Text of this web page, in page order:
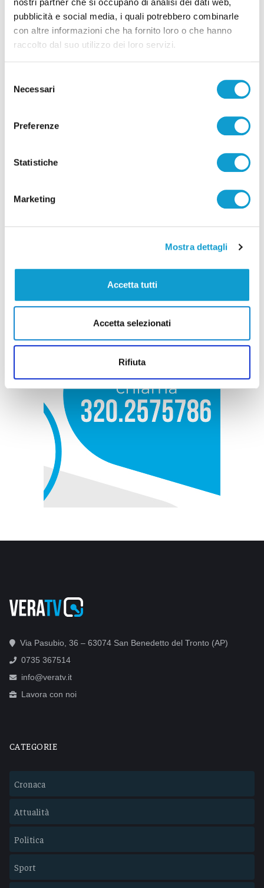
nostri partner che si occupano di analisi dei dati web,
pubblicità e social media, i quali potrebbero combinarle
con altre informazioni che ha fornito loro o che hanno
raccolto dal suo utilizzo dei loro servizi.
delNecessari
Preferenze
Statistiche
Marketing
Mostra dettagli
Accetta tutti
Accetta selezionati
Rifiuta
Via Pasubio, 36 – 63074 San Benedetto del Tronto (AP)
0735 367514
info@veratv.it
Lavora con noi
CATEGORIE
Cronaca
Attualità
Politica
Sport